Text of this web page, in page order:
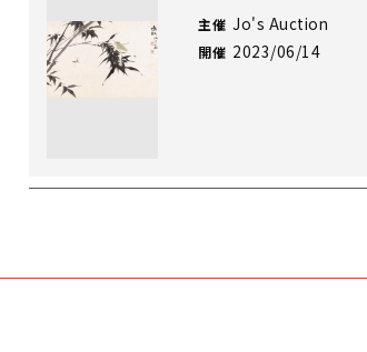
主催 Jo's Auction
開催 2023/06/14